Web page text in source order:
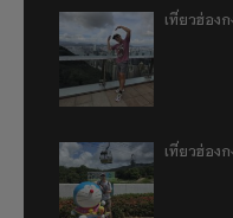
เที่ยวฮ่องก
เที่ยวฮ่องก